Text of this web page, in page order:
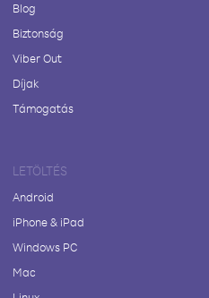
Blog
Biztonság
Viber Out
Díjak
Támogatás
LETÖLTÉS
Android
iPhone & iPad
Windows PC
Mac